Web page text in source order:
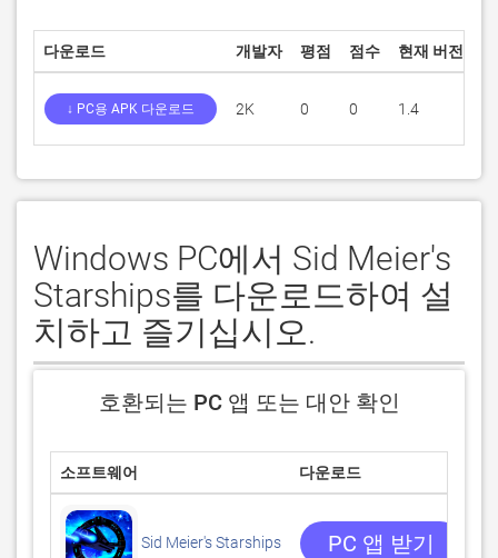
다운로드 개발자 평점 점수 현재 버전
↓ PC용 APK 다운로드 2K 0 0 1.4
Windows PC에서 Sid Meier's
Starships를 다운로드하여 설
치하고 즐기십시오.
호환되는 PC 앱 또는 대안 확인
소프트웨어 다운로드
Sid Meier's Starships PC 앱 받기